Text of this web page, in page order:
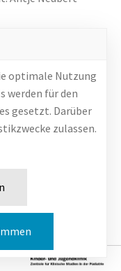
optimale Nutzung
werden für den
gesetzt. Darüber
zulassen.
rechtsfähige
der Medizinischen